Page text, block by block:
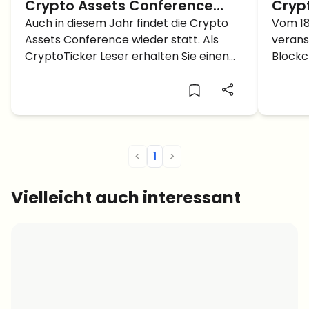
Crypto Assets Conference
2023A | Gratis Online Ticket für
CryptoTicker Leser!
Auch in diesem Jahr findet die Crypto
Assets Conference wieder statt. Als
CryptoTicker Leser erhalten Sie einen
So
Vom
< 1 >
Vielleicht auch interessant